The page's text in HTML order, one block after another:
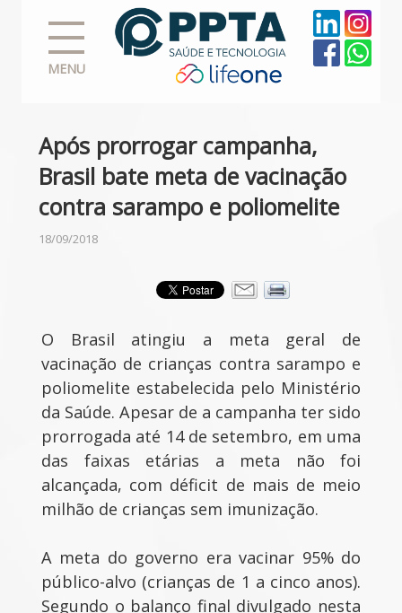
MENU
Após prorrogar campanha,
Brasil bate meta de vacinação
contra sarampo e poliomelite
18/09/2018
O Brasil atingiu a meta geral de
vacinação de crianças contra sarampo e
poliomelite estabelecida pelo Ministério
da Saúde. Apesar de a campanha ter sido
prorrogada até 14 de setembro, em uma
das faixas etárias a meta não foi
alcançada, com déficit de mais de meio
milhão de crianças sem imunização.
A meta do governo era vacinar 95% do
público-alvo (crianças de 1 a cinco anos).
Segundo o balanço final divulgado nesta